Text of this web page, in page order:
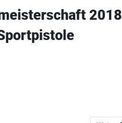
2018